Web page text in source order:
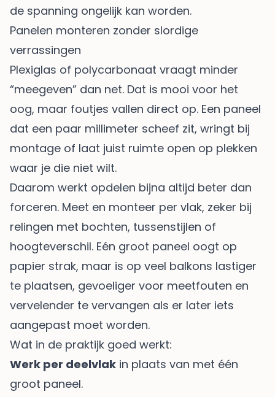
de spanning ongelijk kan worden.
Panelen monteren zonder slordige
verrassingen
Plexiglas of polycarbonaat vraagt minder
“meegeven” dan net. Dat is mooi voor het
oog, maar foutjes vallen direct op. Een paneel
dat een paar millimeter scheef zit, wringt bij
montage of laat juist ruimte open op plekken
waar je die niet wilt.
Daarom werkt opdelen bijna altijd beter dan
forceren. Meet en monteer per vlak, zeker bij
relingen met bochten, tussenstijlen of
hoogteverschil. Eén groot paneel oogt op
papier strak, maar is op veel balkons lastiger
te plaatsen, gevoeliger voor meetfouten en
vervelender te vervangen als er later iets
aangepast moet worden.
Wat in de praktijk goed werkt:
Werk per deelvlak in plaats van met één
groot paneel.